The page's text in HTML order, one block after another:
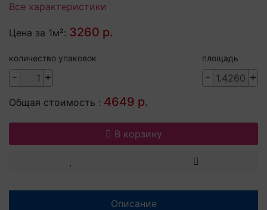
Все характеристики
Цена за 1м²: 3260 р.
количество упаковок
- +
площадь
- +
Общая стоимость : 4649 р.
В корзину
Описание